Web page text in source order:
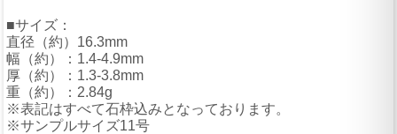
■サイズ：
直径（約）16.3mm
幅（約）：1.4-4.9mm
厚（約）：1.3-3.8mm
重（約）：2.84g
※表記はすべて石枠込みとなっております。
※サンプルサイズ11号